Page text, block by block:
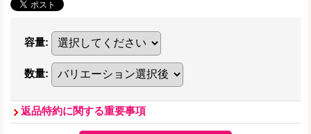
容量:
数量:
返品特約に関する重要事項